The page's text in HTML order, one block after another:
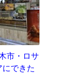
市・ロサ
にできた